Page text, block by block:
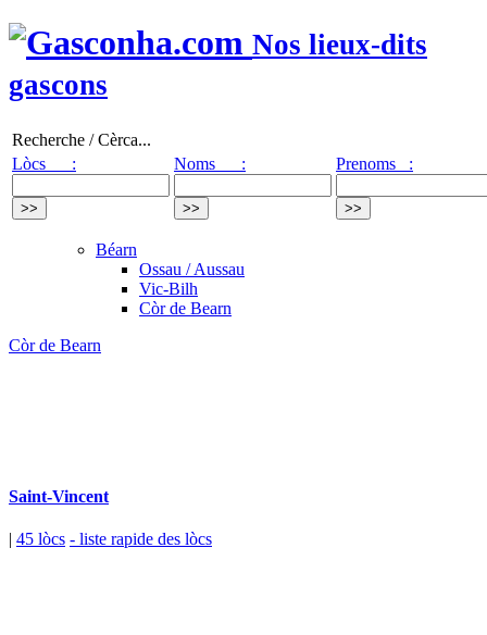
Nos lieux-dits
gascons
Recherche / Cèrca...
Lòcs :
Noms : Prenoms :
Béarn
Ossau / Aussau
Vic-Bilh
Còr de Bearn
Còr de Bearn
Saint-Vincent
| 45 lòcs - liste rapide des lòcs